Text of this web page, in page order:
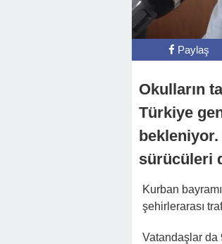
Paylaş
Okulların
Türkiye
bekleniyor.
sürücüleri
Kurban
şehirlerarası
Vatandaşlar da